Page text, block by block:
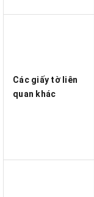
Các giấy tờ liên
quan khác